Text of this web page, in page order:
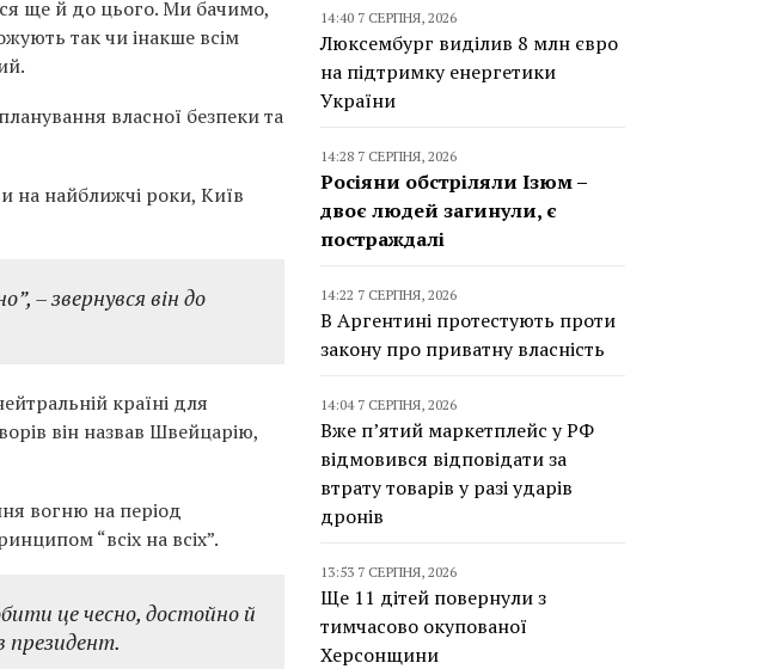
ще й до цього. Ми бачимо,
так чи інакше всім
власної безпеки та
на найближчі роки, Київ
– звернувся він до
країні для
він назвав Швейцарію,
вогню на період
“всіх на всіх”.
це чесно, достойно й
президент.
14:40 7 СЕРПНЯ, 2026
Люксембург виділив 8 млн євро
на підтримку енергетики
України
14:28 7 СЕРПНЯ, 2026
Росіяни обстріляли Ізюм –
двоє людей загинули, є
постраждалі
14:22 7 СЕРПНЯ, 2026
В Аргентині протестують проти
закону про приватну власність
14:04 7 СЕРПНЯ, 2026
Вже п’ятий маркетплейс у РФ
відмовився відповідати за
втрату товарів у разі ударів
дронів
13:53 7 СЕРПНЯ, 2026
Ще 11 дітей повернули з
тимчасово окупованої
Херсонщини